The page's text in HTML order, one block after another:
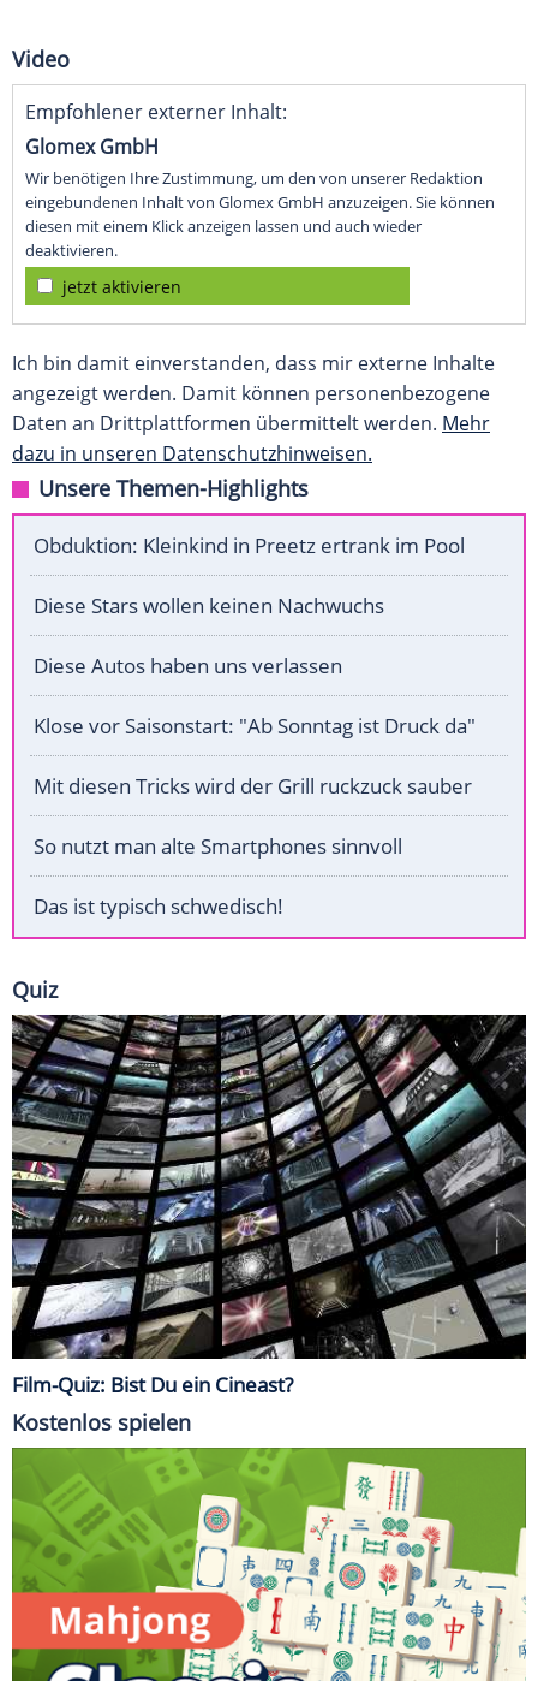
Video
Empfohlener externer Inhalt:
Glomex GmbH
Wir benötigen Ihre Zustimmung, um den von unserer Redaktion
eingebundenen Inhalt von Glomex GmbH anzuzeigen. Sie können
diesen mit einem Klick anzeigen lassen und auch wieder
deaktivieren.
jetzt aktivieren
Ich bin damit einverstanden, dass mir externe Inhalte
angezeigt werden. Damit können personenbezogene
Daten an Drittplattformen übermittelt werden. Mehr
dazu in unseren Datenschutzhinweisen.
Unsere Themen-Highlights
Obduktion: Kleinkind in Preetz ertrank im Pool
Diese Stars wollen keinen Nachwuchs
Diese Autos haben uns verlassen
Klose vor Saisonstart: "Ab Sonntag ist Druck da"
Mit diesen Tricks wird der Grill ruckzuck sauber
So nutzt man alte Smartphones sinnvoll
Das ist typisch schwedisch!
Quiz
Film-Quiz: Bist Du ein Cineast?
Kostenlos spielen